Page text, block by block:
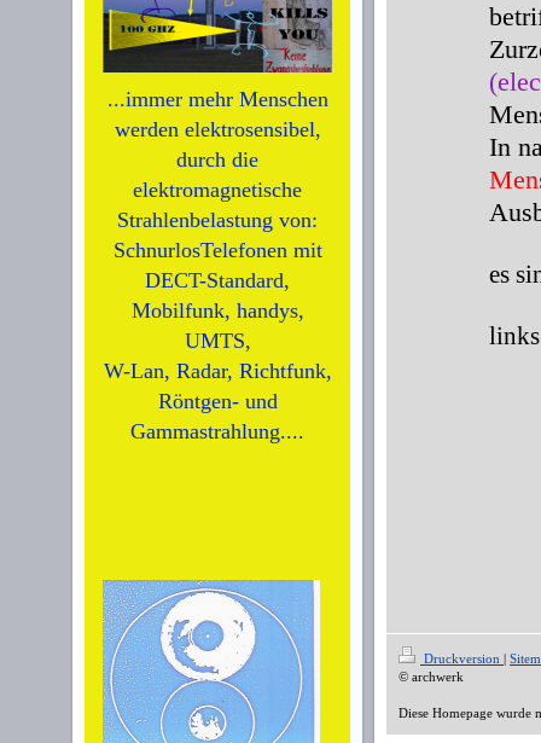
...immer mehr Menschen
werden elektrosensibel,
durch die
elektromagnetische
Strahlenbelastung von:
SchnurlosTelefonen mit
DECT-Standard,
Mobilfunk, handys,
UMTS,
W-Lan, Radar, Richtfunk,
Röntgen- und
Gammastrahlung....
In
es
Druckversion |
© archwerk
Diese Homepage wurde